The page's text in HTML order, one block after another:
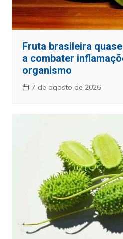
Fruta brasileira
a combater
organismo
7 de agosto de 2026